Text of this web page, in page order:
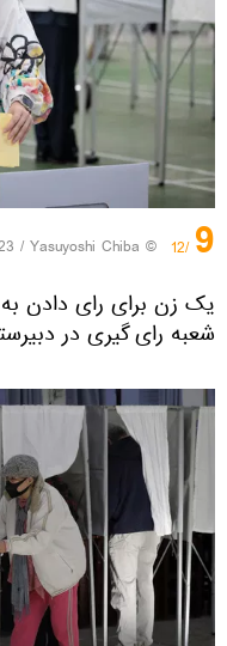
9
/12
© AFP 2023 / Yasuyoshi Chiba
یک زن برای رای دادن
شعبه رای گیری در